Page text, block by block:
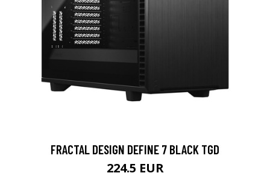
FRACTAL DESIGN DEFINE 7 BLACK TGD
224.5 EUR